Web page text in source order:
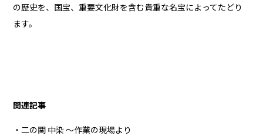
の歴史を、国宝、重要文化財を含む貴重な名宝によってたどり
ます。
関連記事
・二の関 中染 ～作業の現場より